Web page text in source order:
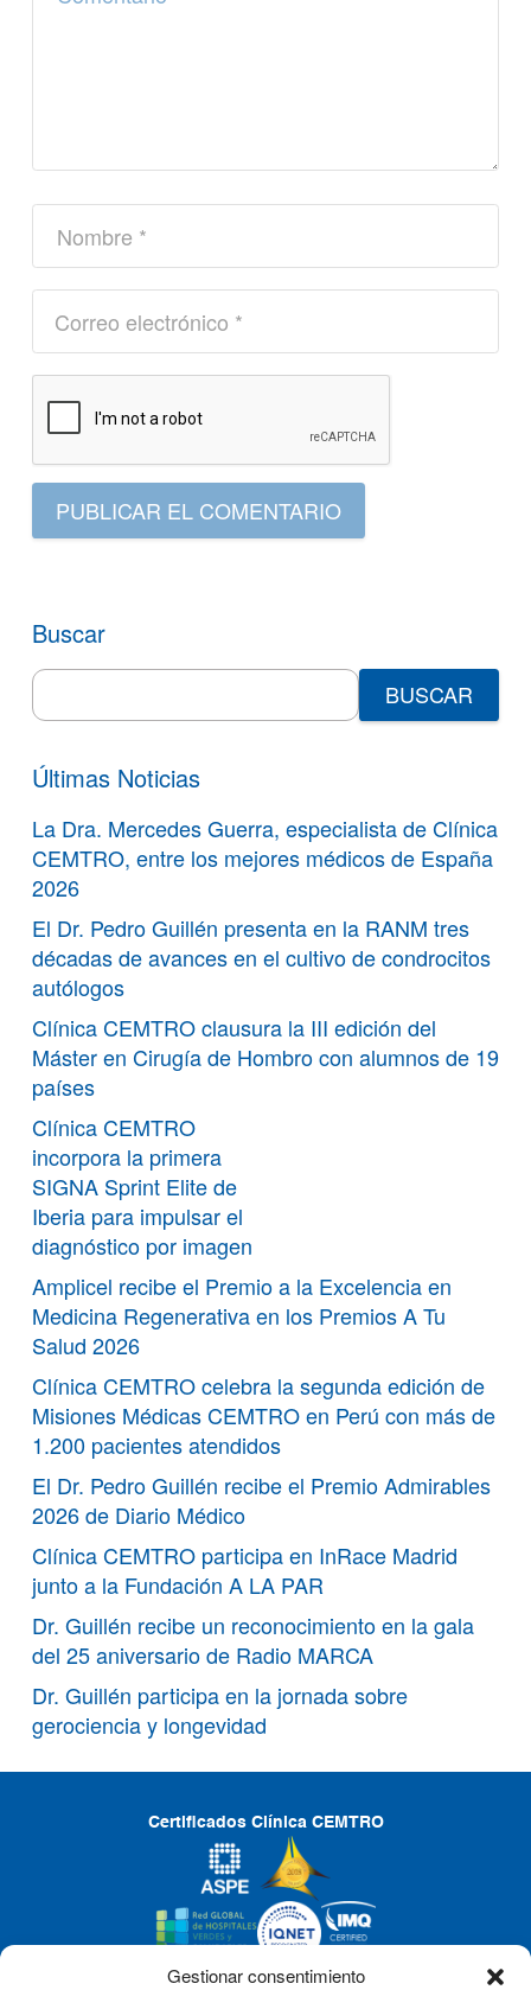
Gestionar consentimiento
PUBLICAR EL COMENTARIO
Buscar
Search
for:
Últimas Noticias
La Dra. Mercedes Guerra, especialista de Clínica
CEMTRO, entre los mejores médicos de España
2026
El Dr. Pedro Guillén presenta en la RANM tres
décadas de avances en el cultivo de condrocitos
autólogos
Clínica CEMTRO clausura la III edición del
Máster en Cirugía de Hombro con alumnos de 19
países
Clínica CEMTRO
incorpora la primera
SIGNA Sprint Elite de
Iberia para impulsar el
diagnóstico por imagen
Amplicel recibe el Premio a la Excelencia en
Medicina Regenerativa en los Premios A Tu
Salud 2026
Clínica CEMTRO celebra la segunda edición de
Misiones Médicas CEMTRO en Perú con más de
1.200 pacientes atendidos
El Dr. Pedro Guillén recibe el Premio Admirables
2026 de Diario Médico
Clínica CEMTRO participa en InRace Madrid
junto a la Fundación A LA PAR
Dr. Guillén recibe un reconocimiento en la gala
del 25 aniversario de Radio MARCA
Dr. Guillén participa en la jornada sobre
gerociencia y longevidad
Certificados Clínica CEMTRO